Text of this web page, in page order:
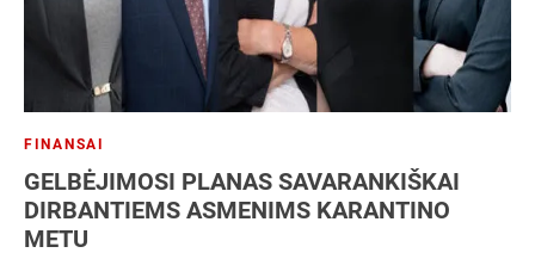
FINANSAI
GELBĖJIMOSI PLANAS SAVARANKIŠKAI
DIRBANTIEMS ASMENIMS KARANTINO
METU